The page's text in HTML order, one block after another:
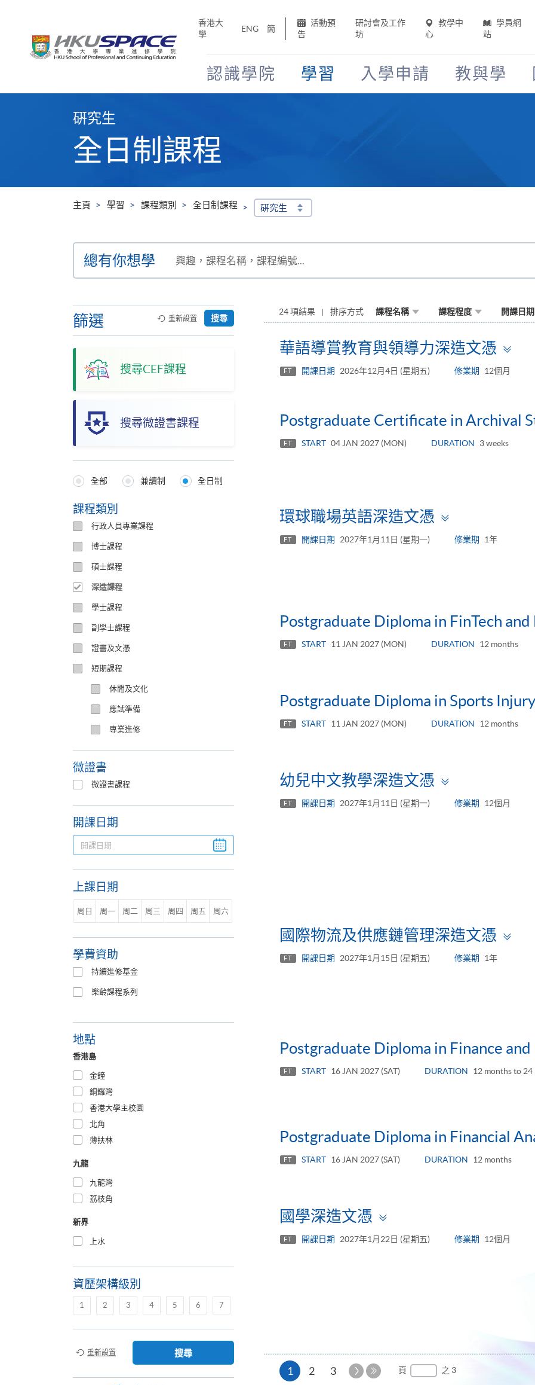
香港大
學
ENG 簡
活動預
告
研討會及工作
坊
教學中
心
學員網
站
認識學院 學習 入學申請 教與學
硏究生
全日制課程
主頁 學習 課程類別 全日制課程 硏究生
總有你想學 興趣，課程名稱，課程編號...
篩選
搜尋CEF課程
搜尋微證書課程
重新設置 搜尋
Programmes
Type
全部 兼讀制 全日制
課程類別
行政人員專業課程
博士課程
碩士課程
深造課程
學士課程
副學士課程
證書及文憑
短期課程
休閒及文化
應試準備
專業進修
微證書
微證書課程
開課日期
上課日期
周日 周一 周二 周三 周四 周五 周六
學費資助
持續進修基金
樂齡課程系列
地點
香港島
金鐘
銅鑼灣
香港大學主校園
北角
薄扶林
九龍
九龍灣
荔枝角
新界
上水
資歷架構級別
1 2 3 4 5 6 7
重新設置 搜尋
24 項結果 排序方式 課程名稱 課程程度 開課日期
華語導賞教育與領導力深造文憑
FT 開課日期 2026年12月4日 (星期五) 修業期 12個月
Postgraduate Certificate in Archival
FT START 04 JAN 2027 (MON) DURATION 3 weeks
環球職場英語深造文憑
panel
FT 開課日期 2027年1月11日 (星期一) 修業期 1年
Postgraduate Diploma in FinTech
FT START 11 JAN 2027 (MON) DURATION 12 months
Postgraduate Diploma in Sports
FT START 11 JAN 2027 (MON) DURATION 12 months
幼兒中文教學深造文憑
panel
FT 開課日期 2027年1月11日 (星期一) 修業期 12個月
國際物流及供應鏈管理深造文憑
FT 開課日期 2027年1月15日 (星期五) 修業期 1年
Postgraduate Diploma in Finance and
FT START 16 JAN 2027 (SAT) DURATION 12 months to 24
Postgraduate Diploma in Financial
FT START 16 JAN 2027 (SAT) DURATION 12 months
國學深造文憑
panel
FT 開課日期 2027年1月22日 (星期五) 修業期 12個月
1 本
2 3
下
頁 之 3